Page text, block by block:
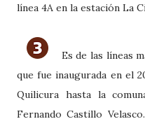
línea 4A en la estación La
Es de las líneas
que fue inaugurada en el
Quilicura hasta la
Fernando Castillo